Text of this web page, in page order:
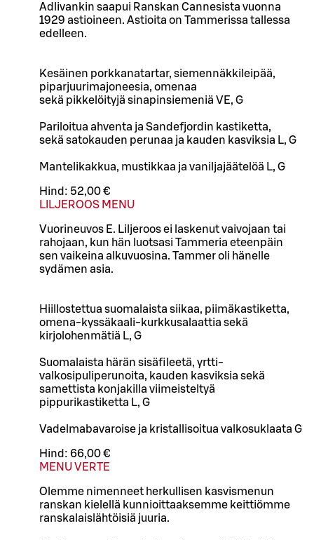
Adlivankin saapui Ranskan Cannesista vuonna
1929 astioineen. Astioita on Tammerissa tallessa
edelleen.
Kesäinen porkkanatartar, siemennäkkileipää,
piparjuurimajoneesia, omenaa
sekä pikkelöityjä sinapinsiemeniä VE, G
Pariloitua ahventa ja Sandefjordin kastiketta,
sekä satokauden perunaa ja kauden kasviksia L, G
Mantelikakkua, mustikkaa ja vaniljajäätelöä L, G
Hind: 52,00 €
LILJEROOS MENU
Vuorineuvos E. Liljeroos ei laskenut vaivojaan tai
rahojaan, kun hän luotsasi Tammeria eteenpäin
sen vaikeina alkuvuosina. Tammer oli hänelle
sydämen asia.
Hiillostettua suomalaista siikaa, piimäkastiketta,
omena-kyssäkaali-kurkkusalaattia sekä
kirjolohenmätiä L, G
Suomalaista härän sisäfileetä, yrtti-
valkosipuliperunoita, kauden kasviksia sekä
samettista konjakilla viimeisteltyä
pippurikastiketta L, G
Vadelmabavaroise ja kristallisoitua valkosuklaata G
Hind: 66,00 €
MENU VERTE
Olemme nimenneet herkullisen kasvismenun
ranskan kielellä kunnioittaaksemme keittiömme
ranskalaislähtöisiä juuria.